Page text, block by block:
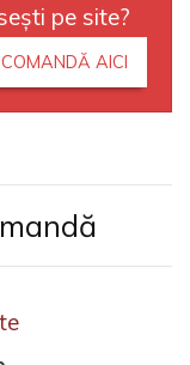
pe site?
COMANDĂ AICI